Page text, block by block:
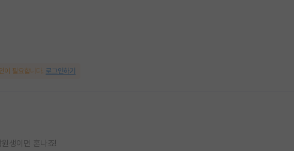
이 필요합니다. 로그인하기
생이면 혼나죠!